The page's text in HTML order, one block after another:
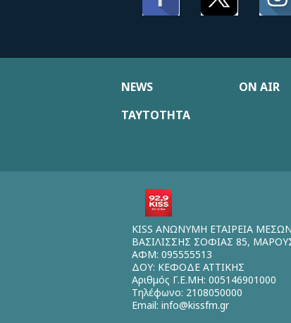
NEWS ON AIR
ΤΑΥΤΟΤΗΤΑ
KISS ΑΝΩΝΥΜΗ ΕΤΑΙΡΕΙΑ
ΒΑΣΙΛΙΣΣΗΣ ΣΟΦΙΑΣ 85,
ΑΦΜ: 095555513
ΔΟΥ: ΚΕΦΟΔΕ ΑΤΤΙΚΗΣ
Αριθμός Γ.Ε.ΜΗ: 005146901000
Τηλέφωνο: 2108050000
Email: info@kissfm.gr